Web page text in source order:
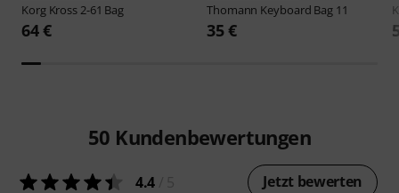
Korg Kross 2-61 Bag
64 €
Thomann Keyboard Bag 11
35 €
50 Kundenbewertungen
4.4 Jetzt bewerten